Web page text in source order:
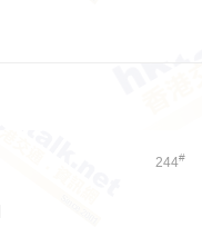
244#